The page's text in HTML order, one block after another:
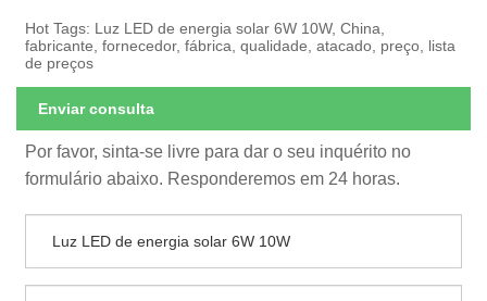
Hot Tags: Luz LED de energia solar 6W 10W, China,
fabricante, fornecedor, fábrica, qualidade, atacado, preço, lista
de preços
Enviar consulta
Por favor, sinta-se livre para dar o seu inquérito no
formulário abaixo. Responderemos em 24 horas.